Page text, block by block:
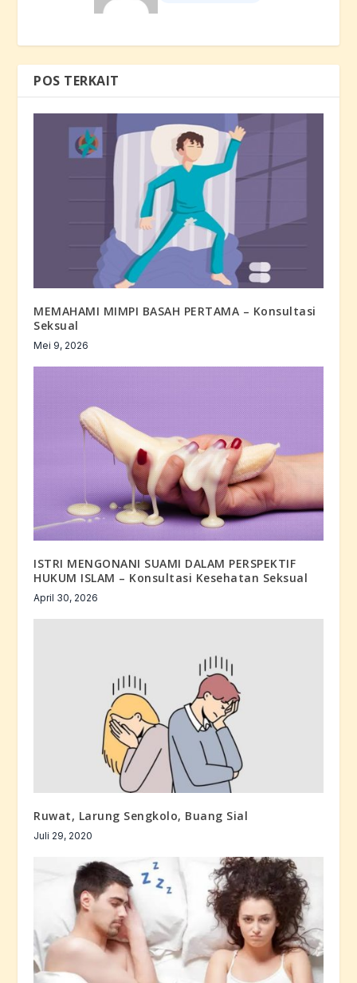
POS TERKAIT
MEMAHAMI MIMPI BASAH PERTAMA – Konsultasi
Seksual
Mei 9, 2026
ISTRI MENGONANI SUAMI DALAM PERSPEKTIF
HUKUM ISLAM – Konsultasi Kesehatan Seksual
April 30, 2026
Ruwat, Larung Sengkolo, Buang Sial
Juli 29, 2020